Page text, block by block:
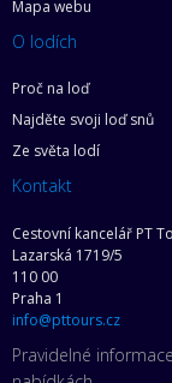
Mapa webu
O lodích
Proč na loď
Najděte svoji loď snů
Ze světa lodí
Kontakt
Cestovní kancelář PT
Lazarská 1719/5
110 00
Praha 1
info@pttours.cz
Pravidelné